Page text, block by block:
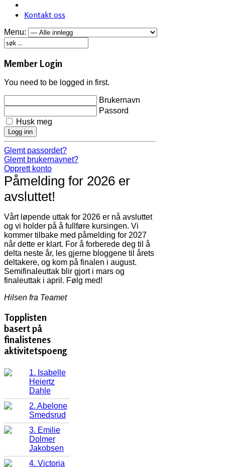
Kontakt oss
Menu:
Member Login
You need to be logged in first.
Brukernavn
Passord
Husk meg
Logg inn
Glemt passordet?
Glemt brukernavnet?
Opprett konto
Påmelding for 2026 er
avsluttet!
Vårt løpende uttak for 2026 er nå avsluttet
og vi holder på å fullføre kursingen. Vi
kommer tilbake med påmelding for 2027
når dette er klart. For å forberede deg til å
delta neste år, les gjerne bloggene til årets
deltakere, og kom på finalen i august.
Semifinaleuttak blir gjort i mars og
finaleuttak i april. Følg med!
Hilsen fra Teamet
Topplisten
basert på
finalistenes
aktivitetspoeng
1. Isabelle
Heiertz
Dahle
2. Abelone
Smedsrud
3. Emilie
Dolmer
Jakobsen
4. Victoria